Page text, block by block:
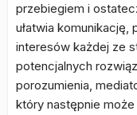
przebiegiem i
ułatwia
interesów każdej ze
potencjalnych
porozumienia,
który następnie